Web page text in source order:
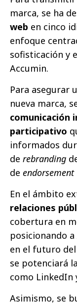
marca, se ha
web en cinco
enfoque
sofisticación y
Accumin.
Para asegurar
nueva marca,
comunicación
participativo
informados
de rebranding
de endorsement
En el ámbito
relaciones
cobertura en
posicionando
en el futuro
se potenciará
como LinkedIn
Asimismo, se